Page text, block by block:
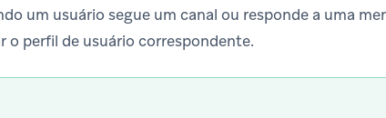
um usuário segue um canal ou responde a uma
o perfil de usuário correspondente.